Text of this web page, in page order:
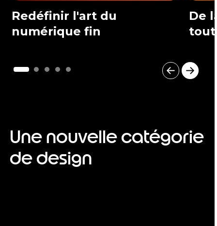
Redéfinir l'art du
numérique fin
De
o
fUne nouvelle catégorie
de design